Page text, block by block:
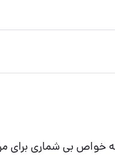
خواص بی شماری برای